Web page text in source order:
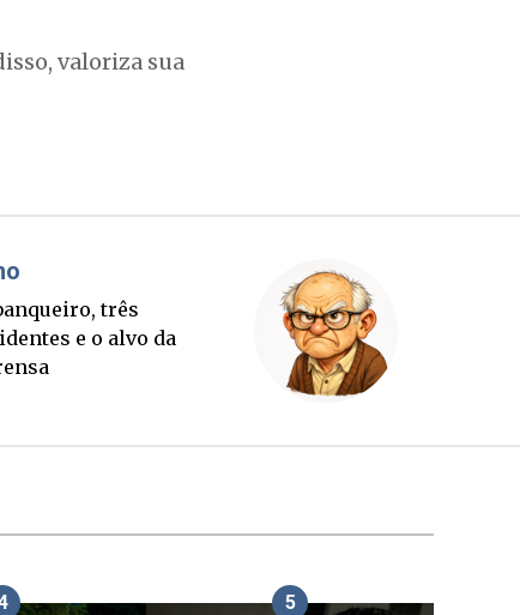
valoriza sua
Cláudio Prisco Paraíso
Sorte lançada e tabuleiro
sucessório completo para
5